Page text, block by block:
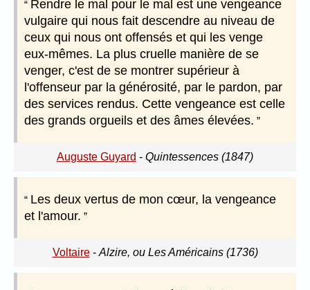
Rendre le mal pour le mal est une vengeance
vulgaire qui nous fait descendre au niveau de
ceux qui nous ont offensés et qui les venge
eux-mêmes. La plus cruelle manière de se
venger, c'est de se montrer supérieur à
l'offenseur par la générosité, par le pardon, par
des services rendus. Cette vengeance est celle
des grands orgueils et des âmes élevées.
Auguste Guyard - Quintessences (1847)
Les deux vertus de mon cœur, la vengeance
et l'amour.
Voltaire- Alzire, ou Les Américains (1736)